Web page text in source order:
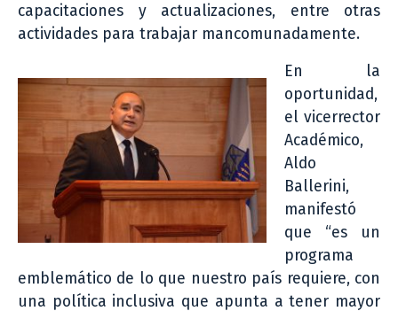
capacitaciones y actualizaciones, entre otras
actividades para trabajar mancomunadamente.
En la
oportunidad,
el vicerrector
Académico,
Aldo
Ballerini,
manifestó
que “es un
programa
emblemático de lo que nuestro país requiere, con
una política inclusiva que apunta a tener mayor